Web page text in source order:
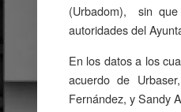
(Urbadom), sin
autoridades del
En los datos a los
acuerdo de
Fernández, y Sandy